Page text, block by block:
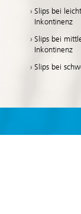
Slips bei
Inkontinenz
Slips bei
Inkontinenz
Slips bei